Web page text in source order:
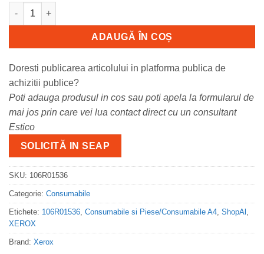
Cantitate 106R01536 Xerox toner capacitate mare pentru
ADAUGĂ ÎN COȘ
Doresti publicarea articolului in platforma publica de
achizitii publice?
Poti adauga produsul in cos sau poti apela la formularul de
mai jos prin care vei lua contact direct cu un consultant
Estico
SOLICITĂ IN SEAP
SKU: 106R01536
Categorie: Consumabile
Etichete: 106R01536, Consumabile si Piese/Consumabile A4, ShopAl ,
XEROX
Brand: Xerox